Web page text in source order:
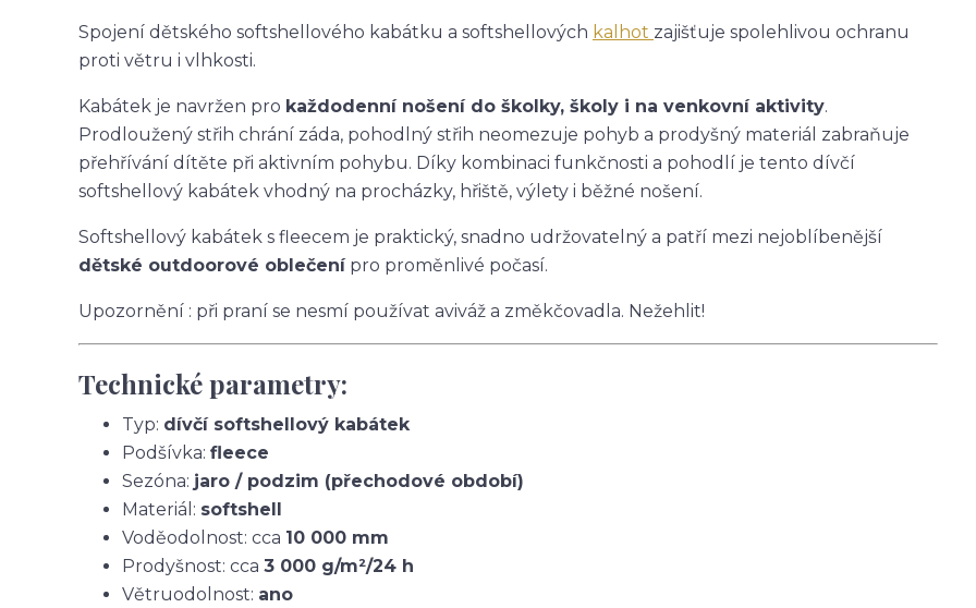
Spojení dětského softshellového kabátku a softshellových kalhot zajišťuje spolehlivou ochranu
proti větru i vlhkosti.
Kabátek je navržen pro každodenní nošení do školky, školy i na venkovní aktivity.
Prodloužený střih chrání záda, pohodlný střih neomezuje pohyb a prodyšný materiál zabraňuje
přehřívání dítěte při aktivním pohybu. Díky kombinaci funkčnosti a pohodlí je tento dívčí
softshellový kabátek vhodný na procházky, hřiště, výlety i běžné nošení.
Softshellový kabátek s fleecem je praktický, snadno udržovatelný a patří mezi nejoblíbenější
dětské outdoorové oblečenípro proměnlivé počasí.
Upozornění : při praní se nesmí používat aviváž a změkčovadla. Nežehlit!
Technické parametry:
Typ: dívčí softshellový kabátek
Podšívka: fleece
Sezóna: jaro / podzim (přechodové období)
Materiál: softshell
Voděodolnost: cca 10 000 mm
Prodyšnost: cca 3 000 g/m²/24 h
Větruodolnost: ano